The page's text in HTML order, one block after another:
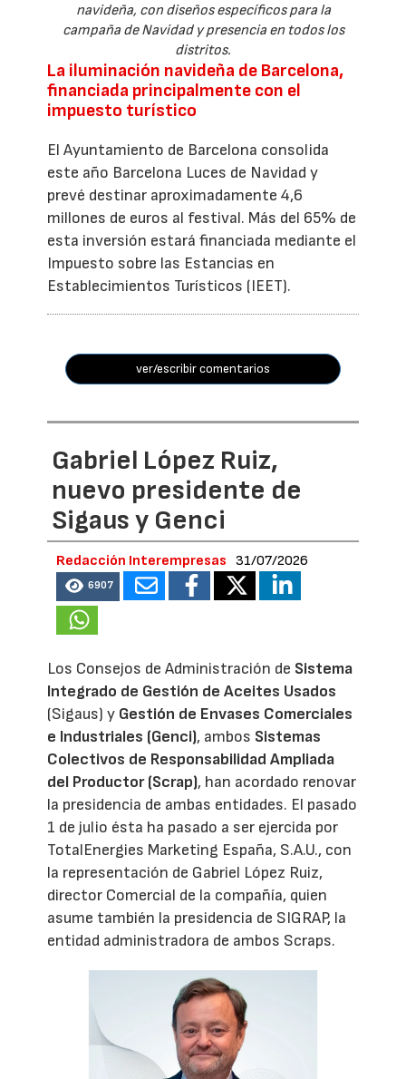
navideña, con diseños específicos para la
campaña de Navidad y presencia en todos los
distritos.
La iluminación navideña de Barcelona,
financiada principalmente con el
impuesto turístico
El Ayuntamiento de Barcelona consolida
este año Barcelona Luces de Navidad y
prevé destinar aproximadamente 4,6
millones de euros al festival. Más del 65% de
esta inversión estará financiada mediante el
Impuesto sobre las Estancias en
Establecimientos Turísticos (IEET).
ver/escribir comentarios
Gabriel López Ruiz,
nuevo presidente de
Sigaus y Genci
Redacción Interempresas 31/07/2026
6907
Los Consejos de Administración de Sistema
Integrado de Gestión de Aceites Usados
(Sigaus) y Gestión de Envases Comerciales
e Industriales (Genci), ambos Sistemas
Colectivos de Responsabilidad Ampliada
del Productor (Scrap), han acordado renovar
la presidencia de ambas entidades. El pasado
1 de julio ésta ha pasado a ser ejercida por
TotalEnergies Marketing España, S.A.U., con
la representación de Gabriel López Ruiz,
director Comercial de la compañía, quien
asume también la presidencia de SIGRAP, la
entidad administradora de ambos Scraps.